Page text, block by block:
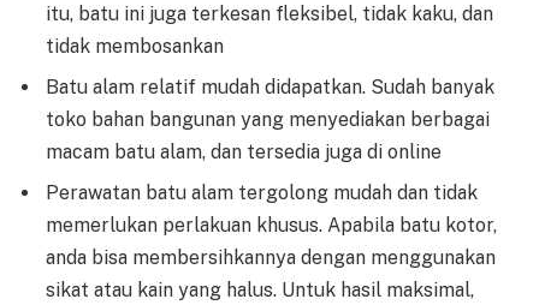
itu, batu ini juga terkesan fleksibel, tidak kaku, dan
tidak membosankan
Batu alam relatif mudah didapatkan. Sudah banyak
toko bahan bangunan yang menyediakan berbagai
macam batu alam, dan tersedia juga di online
Perawatan batu alam tergolong mudah dan tidak
memerlukan perlakuan khusus. Apabila batu kotor,
anda bisa membersihkannya dengan menggunakan
sikat atau kain yang halus. Untuk hasil maksimal,